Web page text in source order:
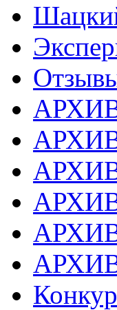
АРХИВ
АРХИВ
АРХИВ
АРХИВ
АРХИВ
АРХИВ